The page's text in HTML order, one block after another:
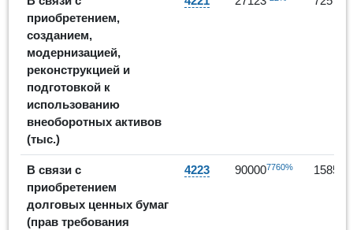
приобретением,
созданием,
модернизацией,
реконструкцией и
подготовкой к
использованию
внеоборотных активов
(тыс.)
В связи с
приобретением
долговых ценных бумаг
(прав требования
4223 900007760% 15850